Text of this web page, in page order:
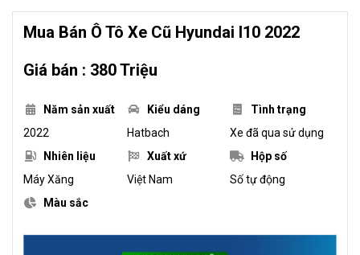
Mua Bán Ô Tô Xe Cũ Hyundai I10 2022
Giá bán : 380 Triệu
Năm sản xuất
2022
Kiểu dáng
Hatbach
Tình trạng
Xe đã qua sử dụng
Nhiên liệu
Máy Xăng
Xuất xứ
Việt Nam
Hộp số
Số tự động
Màu sắc